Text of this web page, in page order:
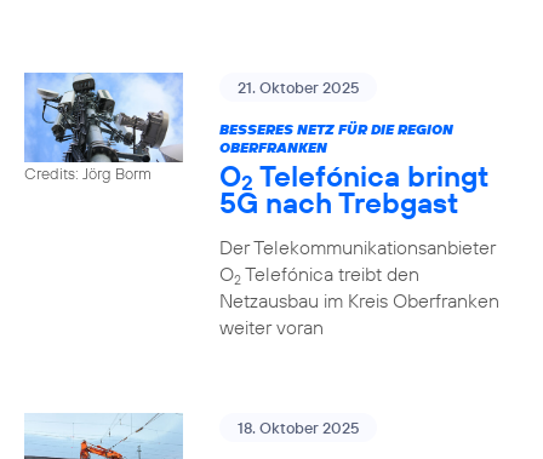
Credits: Jörg Borm
21. Oktober 2025
BESSERES NETZ FÜR DIE REGION
OBERFRANKEN
O2 Telefónica bringt
5G nach Trebgast
Der Telekommunikationsanbieter
O2Telefónica treibt den
Netzausbau im Kreis Oberfranken
weiter voran
18. Oktober 2025